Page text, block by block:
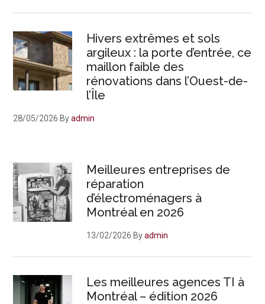
Hivers extrêmes et sols
argileux : la porte d’entrée, ce
maillon faible des
rénovations dans l’Ouest-de-
l’Île
28/05/2026 Byadmin
Meilleures entreprises de
réparation
d’électroménagers à
Montréal en 2026
13/02/2026 Byadmin
Les meilleures agences TI à
Montréal – édition 2026